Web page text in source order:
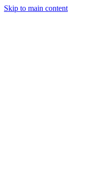
Skip to main content